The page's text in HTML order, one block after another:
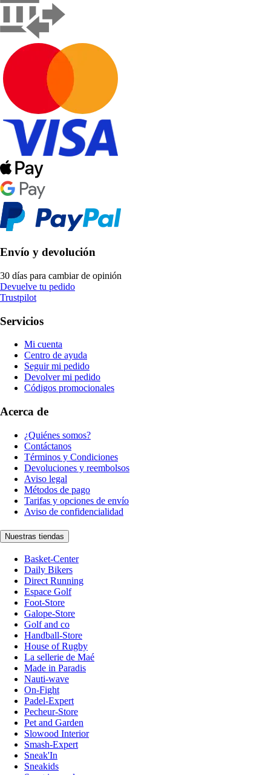
Envío y devolución
30 días para cambiar de opinión
Devuelve tu pedido
Trustpilot
Servicios
Mi cuenta
Centro de ayuda
Seguir mi pedido
Devolver mi pedido
Códigos promocionales
Acerca de
¿Quiénes somos?
Contáctanos
Términos y Condiciones
Devoluciones y reembolsos
Aviso legal
Métodos de pago
Tarifas y opciones de envío
Aviso de confidencialidad
Nuestras tiendas
Basket-Center
Daily Bikers
Direct Running
Espace Golf
Foot-Store
Galope-Store
Golf and co
Handball-Store
House of Rugby
La sellerie de Maé
Made in Paradis
Nauti-wave
On-Fight
Padel-Expert
Pecheur-Store
Pet and Garden
Slowood Interior
Smash-Expert
Sneak'In
Sneakids